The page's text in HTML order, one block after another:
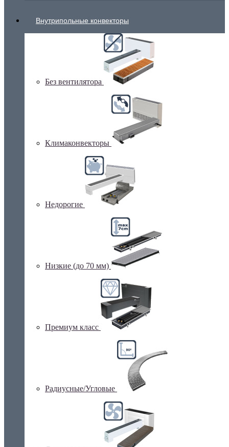
Внутрипольные конвекторы
Без вентилятора
Климаконвекторы
Недорогие
Низкие (до 70 мм)
Премиум класс
Радиусные/Угловые